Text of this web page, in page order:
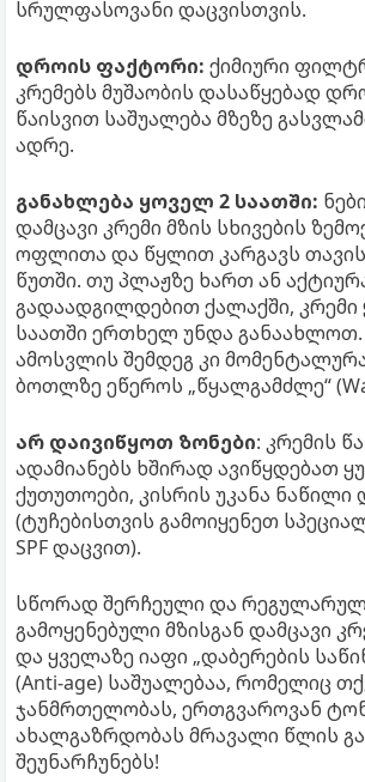
სრულფასოვანი დაცვისთვის.
დროის ფაქტორი: ქიმიური
კრემებს მუშაობის დასაწყებად
წაისვით საშუალება მზეზე
ადრე.
განახლება ყოველ 2 საათში:
დამცავი კრემი მზის სხივების
ოფლითა და წყლით კარგავს
წუთში. თუ პლაჟზე ხართ ან
გადაადგილდებით ქალაქში,
საათში ერთხელ უნდა
ამოსვლის შემდეგ კი
ბოთლზე ეწეროს „წყალგამძლე“
არ დაივიწყოთ ზონები: კრემის
ადამიანებს ხშირად ავიწყდებათ
ქუთუთოები, კისრის უკანა ნაწილი
(ტუჩებისთვის გამოიყენეთ
SPF დაცვით).
სწორად შერჩეული და
გამოყენებული მზისგან დამცავი
და ყველაზე იაფი „დაბერების
(Anti-age) საშუალებაა, რომელიც
ჯანმრთელობას, ერთგვაროვან
ახალგაზრდობას მრავალი წლის
შეუნარჩუნებს!